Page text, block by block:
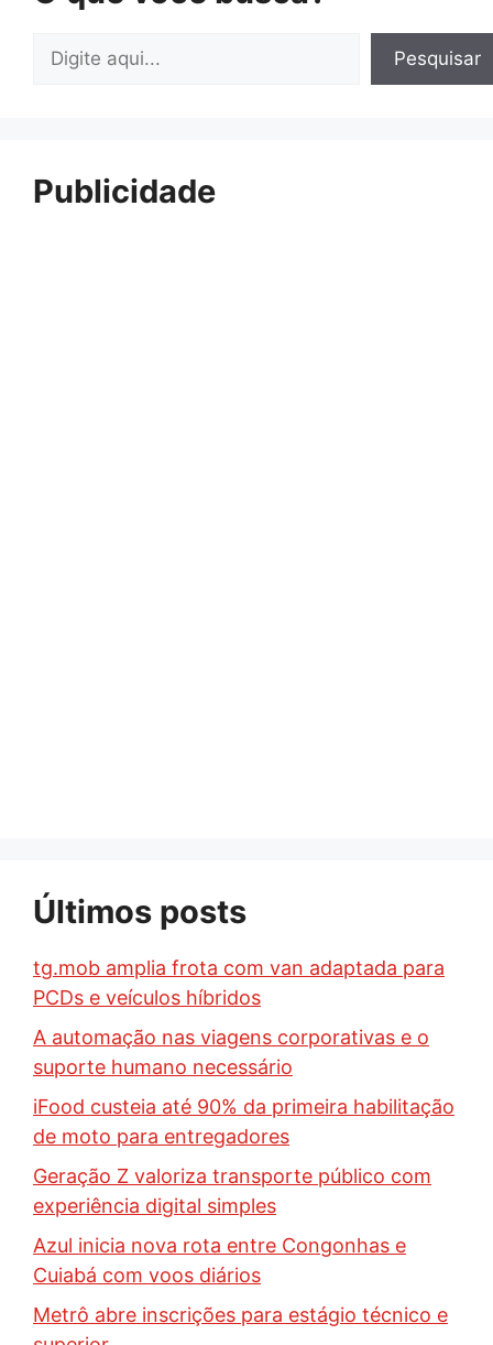
Pesquisar Pesquisar
Publicidade
Últimos posts
tg.mob amplia frota com van adaptada para
PCDs e veículos híbridos
A automação nas viagens corporativas e o
suporte humano necessário
iFood custeia até 90% da primeira habilitação
de moto para entregadores
Geração Z valoriza transporte público com
experiência digital simples
Azul inicia nova rota entre Congonhas e
Cuiabá com voos diários
Metrô abre inscrições para estágio técnico e